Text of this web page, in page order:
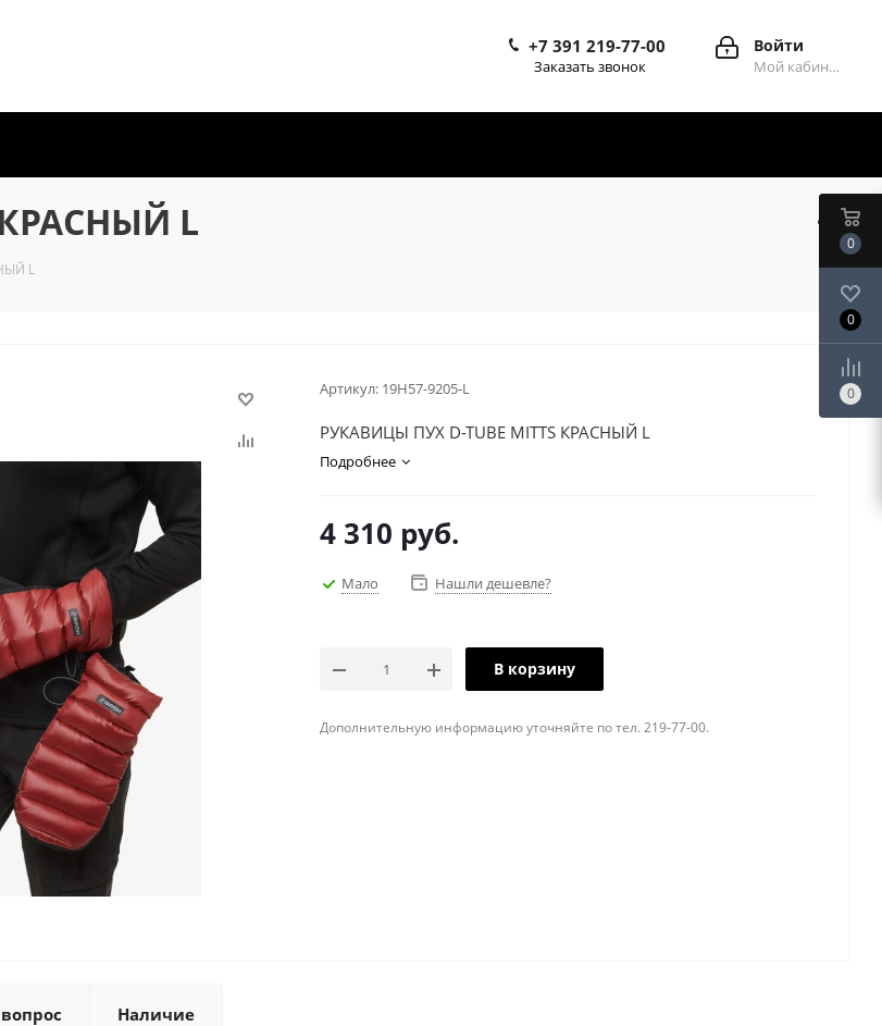
Войти
Мой кабинет
+7 391 219-77-00
Заказать звонок
L
L
Артикул: 19H57-9205-L
РУКАВИЦЫ ПУХ D-TUBE MITTS КРАСНЫЙ L
Подробнее
4 310 руб.
Мало Нашли дешевле?
В корзину
Дополнительную информацию уточняйте по тел. 219-77-00.
Наличие
0
0
0